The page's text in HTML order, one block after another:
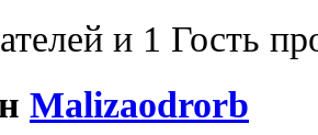
и 1 Гость
Malizaodrorb